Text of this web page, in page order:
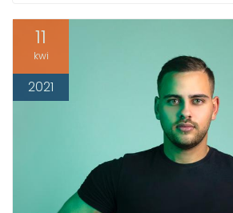
11
kwi
2021